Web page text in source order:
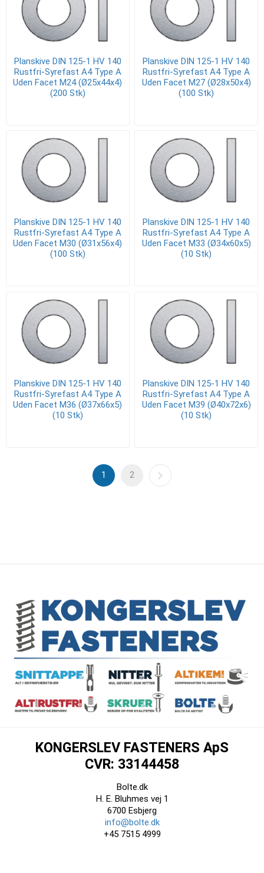
Planskive DIN 125-1 HV 140
Rustfri-Syrefast A4 Type A
Uden Facet M24 (Ø25x44x4)
(200 Stk)
Planskive DIN 125-1 HV 140
Rustfri-Syrefast A4 Type A
Uden Facet M27 (Ø28x50x4)
(100 Stk)
Planskive DIN 125-1 HV 140
Rustfri-Syrefast A4 Type A
Uden Facet M30 (Ø31x56x4)
(100 Stk)
Planskive DIN 125-1 HV 140
Rustfri-Syrefast A4 Type A
Uden Facet M33 (Ø34x60x5)
(10 Stk)
Planskive DIN 125-1 HV 140
Rustfri-Syrefast A4 Type A
Uden Facet M36 (Ø37x66x5)
(10 Stk)
Planskive DIN 125-1 HV 140
Rustfri-Syrefast A4 Type A
Uden Facet M39 (Ø40x72x6)
(10 Stk)
1 2
KONGERSLEV FASTENERS ApS
CVR: 33144458
Bolte.dk
H. E. Bluhmes vej 1
6700 Esbjerg
info@bolte.dk
+45 7515 4999